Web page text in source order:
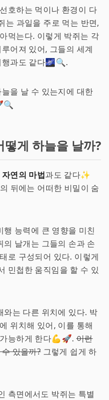
호하는 먹이나 환경이 다
과일을 주로 먹는 반면,
먹는다. 이렇게 박쥐는 각
어져 있어, 그들의 세계
행과도 같다🌌🔍.
을 날 수 있는지에 대한
떻게 하늘을 날까?
자연의 마법과도 같다✨
뒤에는 어떠한 비밀이 숨
능력에 큰 영향을 미친
날개는 그들의 손과 손
로 구성되어 있다. 이렇게
민첩한 움직임을 할 수 있
와는 다른 위치에 있다. 박
위치해 있어, 이를 통해
가능하게 한다💪🚀.이런
있을까?그렇게 쉽게 하
측면에서도 박쥐는 특별